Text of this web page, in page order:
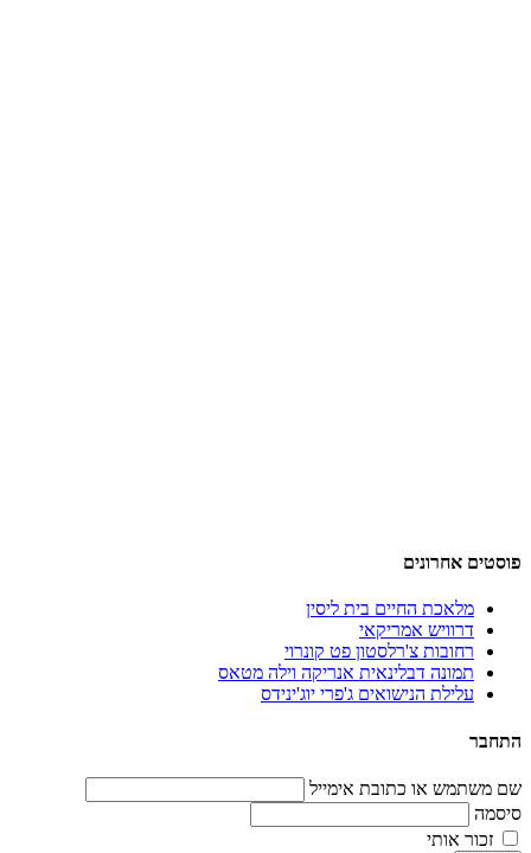
פוסטים אחרונים
מלאכת החיים בית ליסין
דרוויש אמריקאי
רחובות צ'רלסטון פט קונרוי
תמונה דבלינאית אנריקה וילה מטאס
עלילת הנישואים ג'פרי יוג'ינידס
התחבר
שם משתמש או כתובת אימייל
סיסמה
זכור אותי